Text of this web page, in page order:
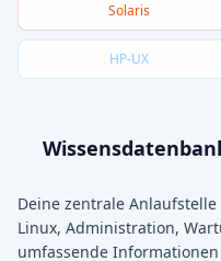
Solaris
HP-UX
Deine zentrale
Linux, Administration,
umfassende